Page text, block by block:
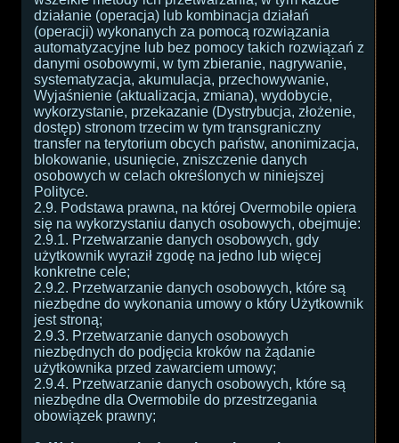
działanie (operacja) lub kombinacja działań
(operacji) wykonanych za pomocą rozwiązania
automatyzacyjne lub bez pomocy takich rozwiązań z
danymi osobowymi, w tym zbieranie, nagrywanie,
systematyzacja, akumulacja, przechowywanie,
Wyjaśnienie (aktualizacja, zmiana), wydobycie,
wykorzystanie, przekazanie (Dystrybucja, złożenie,
dostęp) stronom trzecim w tym transgraniczny
transfer na terytorium obcych państw, anonimizacja,
blokowanie, usunięcie, zniszczenie danych
osobowych w celach określonych w niniejszej
Polityce.
2.9. Podstawa prawna, na której Overmobile opiera
się na wykorzystaniu danych osobowych, obejmuje:
2.9.1. Przetwarzanie danych osobowych, gdy
użytkownik wyraził zgodę na jedno lub więcej
konkretne cele;
2.9.2. Przetwarzanie danych osobowych, które są
niezbędne do wykonania umowy o który Użytkownik
jest stroną;
2.9.3. Przetwarzanie danych osobowych
niezbędnych do podjęcia kroków na żądanie
użytkownika przed zawarciem umowy;
2.9.4. Przetwarzanie danych osobowych, które są
niezbędne dla Overmobile do przestrzegania
obowiązek prawny;